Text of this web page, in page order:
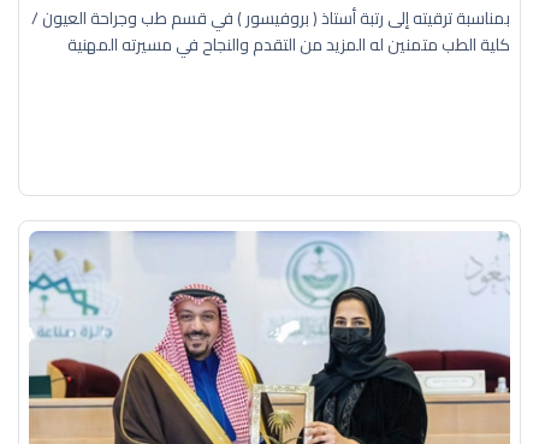
بمناسبة ترقيته إلى رتبة أستاذ ( بروفيسور ) في قسم طب وجراحة العيون /
كلية الطب متمنين له المزيد من التقدم والنجاح في مسيرته المهنية